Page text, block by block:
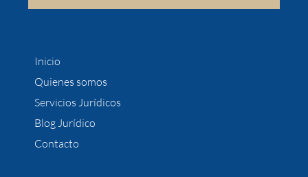
Inicio
Quienes somos
Servicios Jurídicos
Blog Jurídico
Contacto